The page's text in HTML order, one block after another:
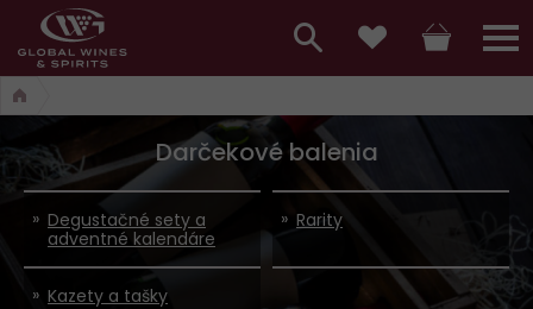
Hlavní
menu,
košík,
vyhledávání,
přihlášení
a
Darčekové balenia
Degustačné sety a
adventné kalendáre
Rarity
Kazety a tašky